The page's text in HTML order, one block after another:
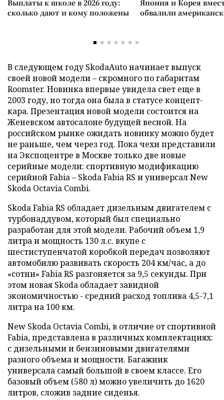
Выплаты к школе в 2026 году:
сколько дают и кому положены
Япония и Корея
обвалили
В следующем году SkodaAuto начинает выпуск
своей новой модели – скромного по габаритам
Roomster. Новинка впервые увидела свет еще в
2003 году, но тогда она была в статусе концепт-
кара. Презентация новой модели состоится на
Женевском автосалоне будущей весной. На
российском рынке ожидать новинку можно будет
не раньше, чем через год. Пока чехи представили
на Экспоцентре в Москве только две новые
серийные модели: спортивную модификацию
серийной Fabia – Skoda Fabia RS и универсал New
Skoda Octavia Combi.
Skoda Fabia RS обладает дизельным двигателем с
турбонаддувом, который был специально
разработан для этой модели. Рабочий объем 1,9
литра и мощность 130 л.с. вкупе с
шестиступенчатой коробкой передач позволяют
автомобилю развивать скорость 204 км/час, а до
«сотни» Fabia RS разгоняется за 9,5 секунды. При
этом новая Skoda обладает завидной
экономичностью - средний расход топлива 4,5-7,1
литра на 100 км.
New Skoda Octavia Combi, в отличие от спортивной
Fabia, представлена в различных комплектациях:
с дизельными и бензиновыми двигателями
разного объема и мощности. Багажник
универсала самый большой в своем классе. Его
базовый объем (580 л) можно увеличить до 1620
литров, сложив задние сиденья.